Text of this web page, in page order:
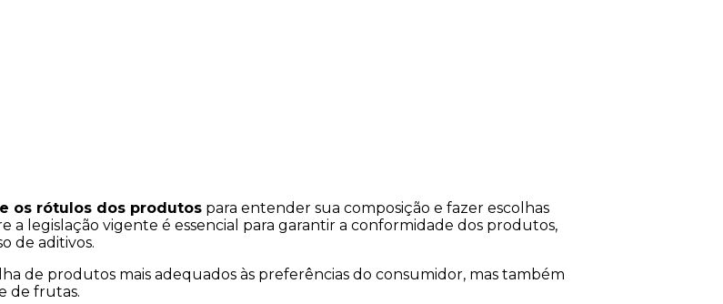
os rótulos dos produtos para entender sua composição e fazer escolhas
a legislação vigente é essencial para garantir a conformidade dos produtos,
de aditivos.
de produtos mais adequados às preferências do consumidor, mas também
de frutas.